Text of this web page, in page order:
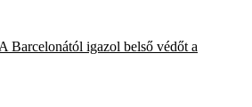
Barcelonától igazol belső védőt a